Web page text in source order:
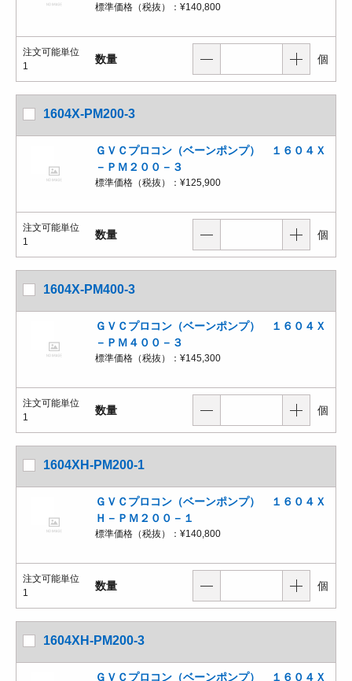
標準価格（税抜）： ¥140,800
注文可能単位
1
数量 個
1604X-PM200-3
ＧＶＣプロコン（ベーンポンプ） １６０４Ｘ
－ＰＭ２００－３
標準価格（税抜）： ¥125,900
注文可能単位
1
数量 個
1604X-PM400-3
ＧＶＣプロコン（ベーンポンプ） １６０４Ｘ
－ＰＭ４００－３
標準価格（税抜）： ¥145,300
注文可能単位
1
数量 個
1604XH-PM200-1
ＧＶＣプロコン（ベーンポンプ） １６０４Ｘ
Ｈ－ＰＭ２００－１
標準価格（税抜）： ¥140,800
注文可能単位
1
数量 個
1604XH-PM200-3
ＧＶＣプロコン（ベーンポンプ） １６０４Ｘ